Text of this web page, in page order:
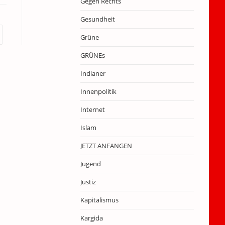
nächsten Seite
Gesundheit
Grüne
GRÜNEs
Indianer
Innenpolitik
Internet
Islam
JETZT ANFANGEN
Jugend
Justiz
Kapitalismus
Kargida